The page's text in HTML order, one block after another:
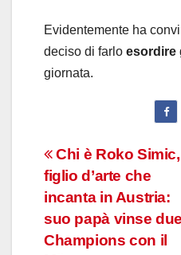
Evidentemente ha
deciso di farlo esordire
giornata.
articoli
Chi è Roko
figlio d’arte che
incanta in Austria:
suo papà vinse due
Champions con il